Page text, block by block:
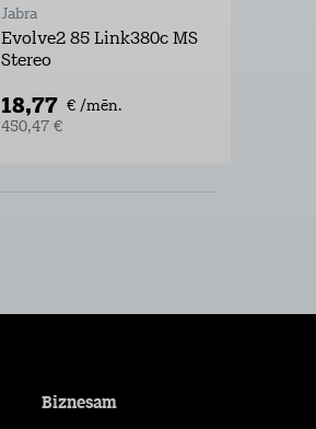
Jabra
Evolve2 85 Link380c MS
Stereo
18,77 € /mēn.
450,47 €
Biznesam